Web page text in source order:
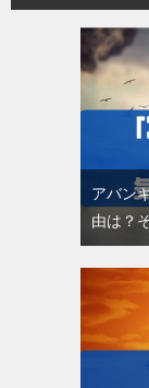
アバン
由は？